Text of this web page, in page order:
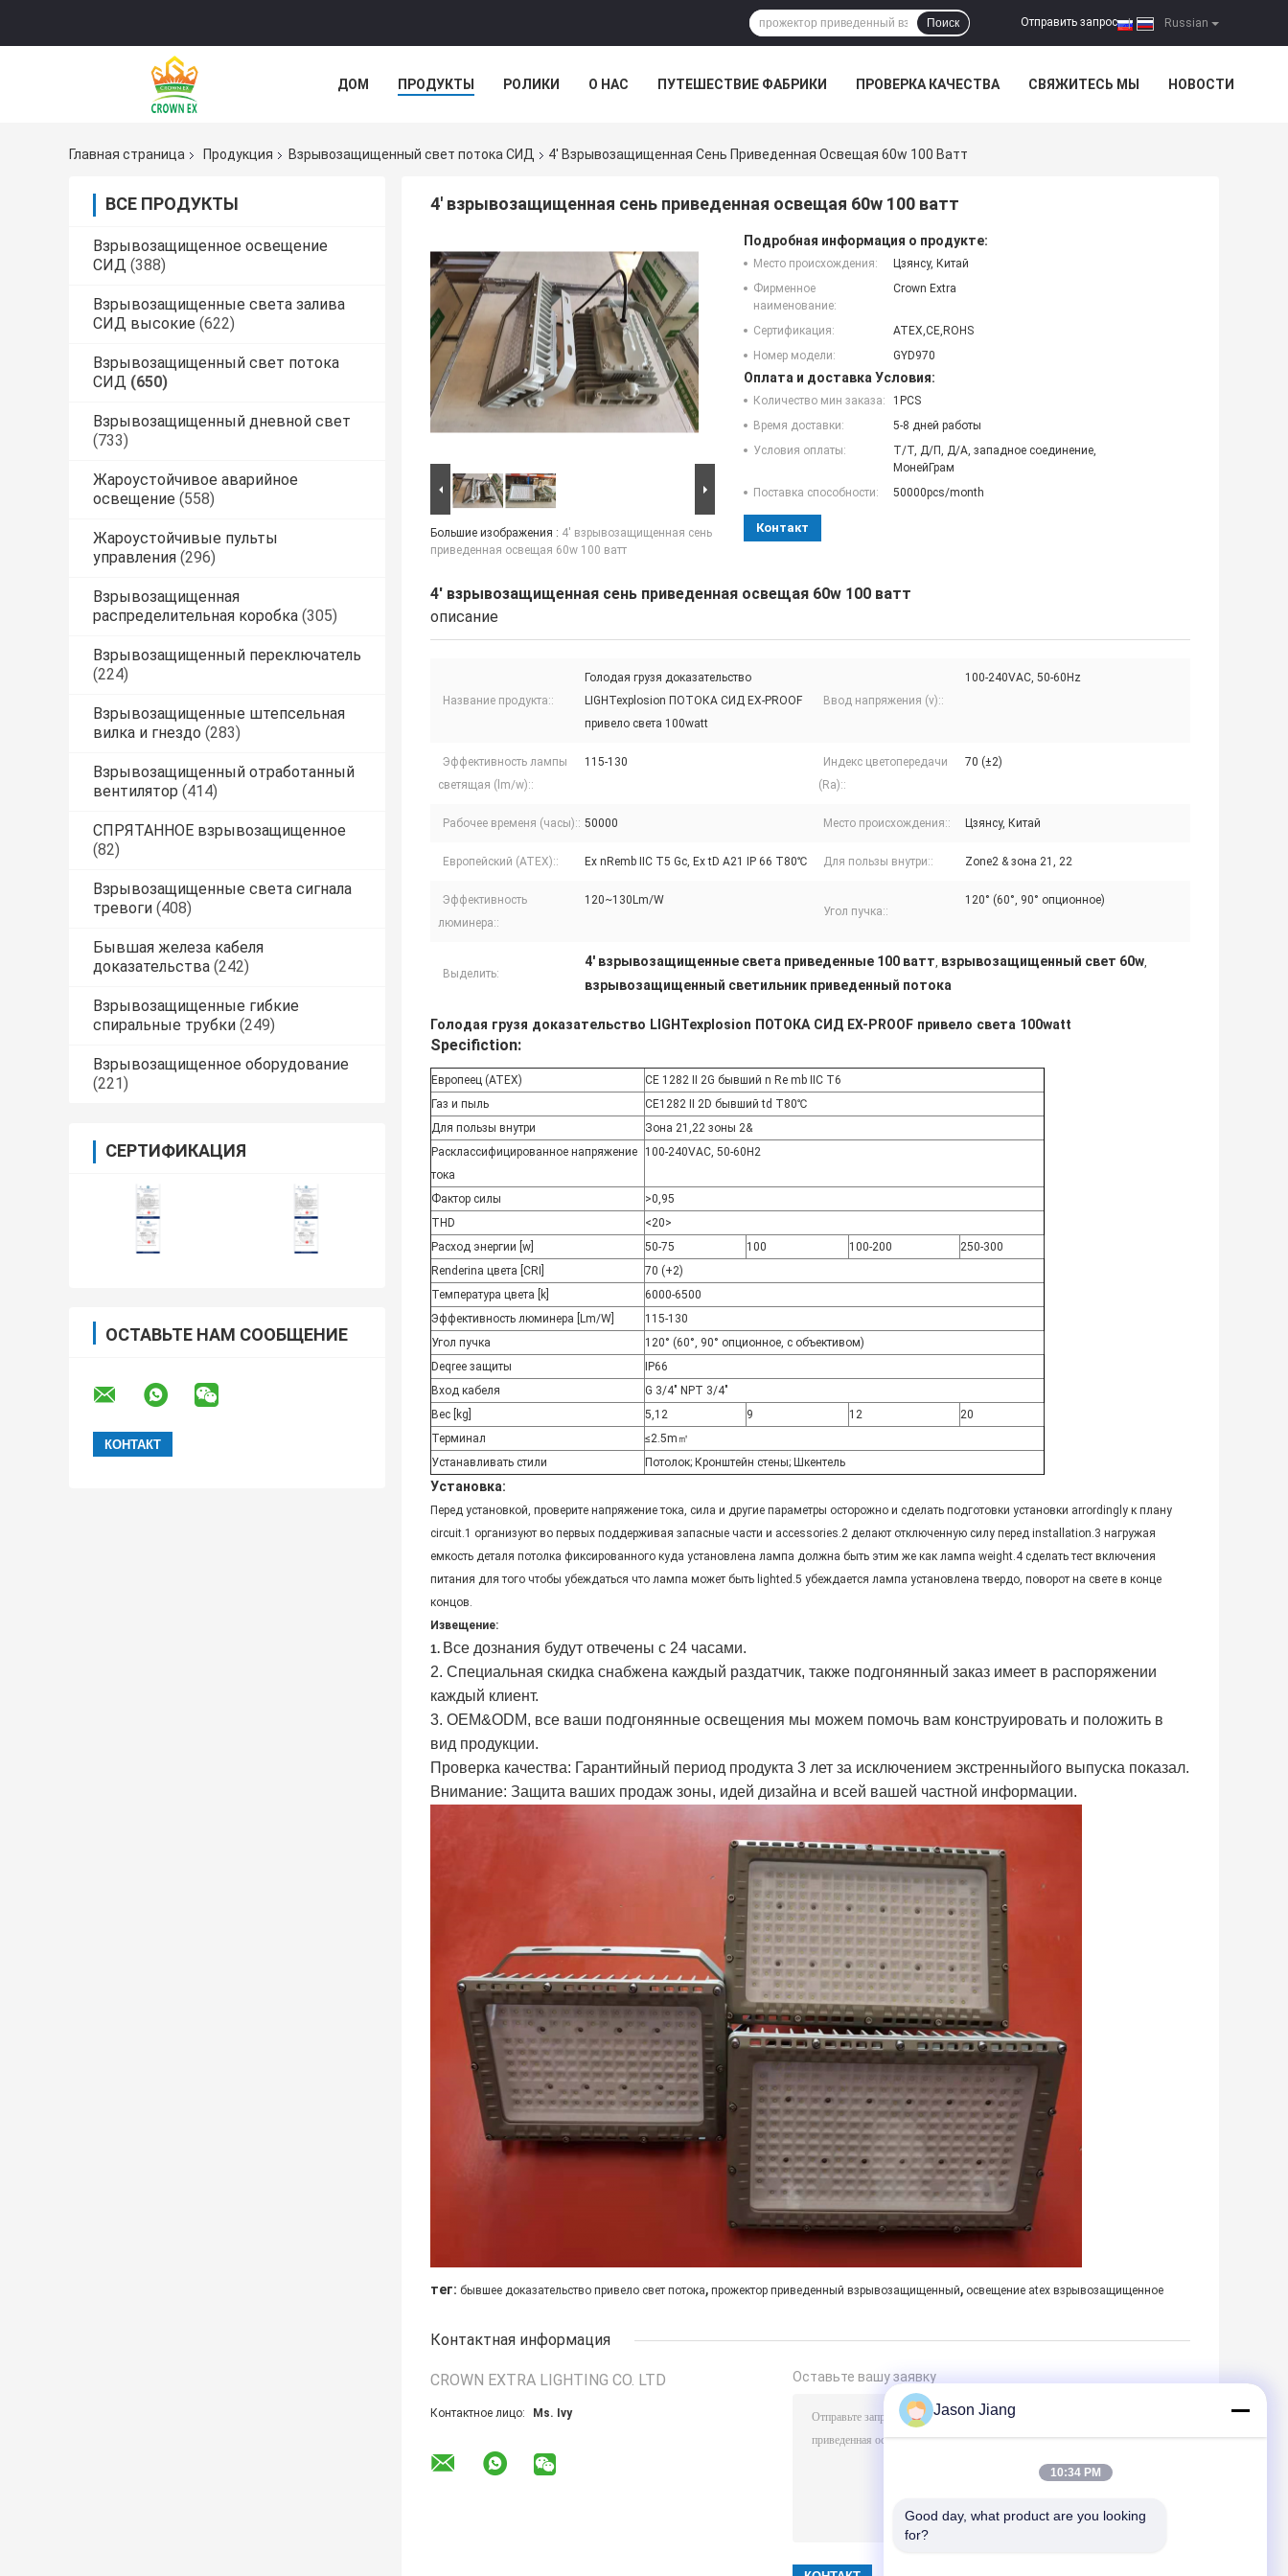
Russian
Отправить запрос |
Поиск
ДОМ ПРОДУКТЫ РОЛИКИ О НАС ПУТЕШЕСТВИЕ ФАБРИКИ ПРОВЕРКА КАЧЕСТВА СВЯЖИТЕСЬ МЫ НОВОСТИ
Главная страница
Продукция Взрывозащищенный свет потока СИД 4' Взрывозащищенная Сень Приведенная Освещая 60w 100 Ватт
ВСЕ ПРОДУКТЫ
Взрывозащищенное освещение
СИД (388)
Взрывозащищенные света залива
СИД высокие (622)
Взрывозащищенный свет потока
СИД (650)
Взрывозащищенный дневной свет
(733)
Жароустойчивое аварийное
освещение (558)
Жароустойчивые пульты
управления (296)
Взрывозащищенная
распределительная коробка (305)
Взрывозащищенный переключатель
(224)
Взрывозащищенные штепсельная
вилка и гнездо (283)
Взрывозащищенный отработанный
вентилятор (414)
СПРЯТАННОЕ взрывозащищенное
(82)
Взрывозащищенные света сигнала
тревоги (408)
Бывшая железа кабеля
доказательства (242)
Взрывозащищенные гибкие
спиральные трубки (249)
Взрывозащищенное оборудование
(221)
СЕРТИФИКАЦИЯ
ОСТАВЬТЕ НАМ СООБЩЕНИЕ
4' взрывозащищенная сень приведенная освещая 60w 100 ватт
Большие изображения : 4' взрывозащищенная сень
приведенная освещая 60w 100 ватт
Подробная информация о продукте:
Место происхождения:
Цзянсу, Китай
Фирменное
наименование:
Crown Extra
Сертификация:
ATEX,CE,ROHS
Номер модели:
GYD970
Оплата и доставка Условия:
Количество мин заказа:
1PCS
Время доставки:
5-8 дней работы
Условия оплаты:
Т/Т, Д/П, Д/А, западное соединение,
МонейГрам
Поставка способности:
50000pcs/month
Контакт
4' взрывозащищенная сень приведенная освещая 60w 100 ватт
описание
Название продукта::
Голодая грузя доказательство
LIGHTexplosion ПОТОКА СИД EX-PROOF
привело света 100watt
Ввод напряжения (v)::
100-240VAC, 50-60Hz
Эффективность лампы
светящая (lm/w)::
115-130
Индекс цветопередачи
(Ra)::
70 (±2)
Рабочее временя (часы):: 50000 Место происхождения:: Цзянсу, Китай
Европейский (ATEX):: Ex nRemb IIC T5 Gc, Ex tD A21 IP 66 T80℃ Для пользы внутри:: Zone2 & зона 21, 22
Эффективность
люминера::
120~130Lm/W
Угол пучка::
120° (60°, 90° опционное)
Выделить:
4' взрывозащищенные света приведенные 100 ватт, взрывозащищенный свет 60w,
взрывозащищенный светильник приведенный потока
Голодая грузя доказательство LIGHTexplosion ПОТОКА СИД EX-PROOF привело света 100watt
Specifiction:
Европеец (ATEX)
CE 1282 II 2G бывший n Re mb IIC T6
Газ и пыль
CE1282 II 2D бывший td T80℃
Для пользы внутри
Зона 21,22 зоны 2&
Расклассифицированное напряжение
тока
100-240VAC, 50-60Н2
Фактор силы
>0,95
THD
<20>
Расход энергии [w]
50-75 100 100-200
250-300
Renderina цвета [CRI]
70 (+2)
Температура цвета [k]
6000-6500
Эффективность люминера [Lm/W]
115-130
Угол пучка
120° (60°, 90° опционное, с объективом)
Deqree защиты
IP66
Вход кабеля
G 3/4" NPT 3/4"
Вес [kg]
5,12 9 12
20
Терминал
≤2.5m㎡
Устанавливать стили
Потолок; Кронштейн стены; Шкентель
Установка:
Перед установкой, проверите напряжение тока, сила и другие параметры осторожно и сделать подготовки установки arrordingly к плану
circuit.1 организуют во первых поддерживая запасные части и accessories.2 делают отключенную силу перед installation.3 нагружая
емкость деталя потолка фиксированного куда установлена лампа должна быть этим же как лампа weight.4 сделать тест включения
питания для того чтобы убеждаться что лампа может быть lighted.5 убеждается лампа установлена твердо, поворот на свете в конце
концов.
Извещение:
1. Все дознания будут отвечены с 24 часами.
2. Специальная скидка снабжена каждый раздатчик, также подгонянный заказ имеет в распоряжении
каждый клиент.
3. OEM&ODM, все ваши подгонянные освещения мы можем помочь вам конструировать и положить в
вид продукции.
Проверка качества: Гарантийный период продукта 3 лет за исключением экстренныйого выпуска показал.
Внимание: Защита ваших продаж зоны, идей дизайна и всей вашей частной информации.
тег: бывшее доказательство привело свет потока, прожектор приведенный взрывозащищенный, освещение atex взрывозащищенное
Контактная информация
CROWN EXTRA LIGHTING CO. LTD
Контактное лицо: Ms. Ivy
Оставьте вашу заявку
Jason Jiang
10:34 PM
Good day, what product are you looking
for?